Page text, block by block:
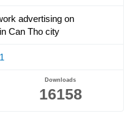
advertising on
Can Tho city
Downloads
16158